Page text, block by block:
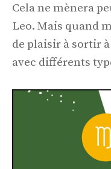
Cela ne mènera
Leo. Mais quand
de plaisir à sortir
avec différents